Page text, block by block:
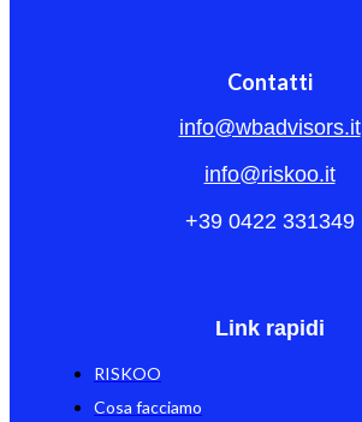
Contatti
info@wbadvisors.it
info@riskoo.it
+39 0422 331349
Link rapidi
RISKOO
Cosa facciamo